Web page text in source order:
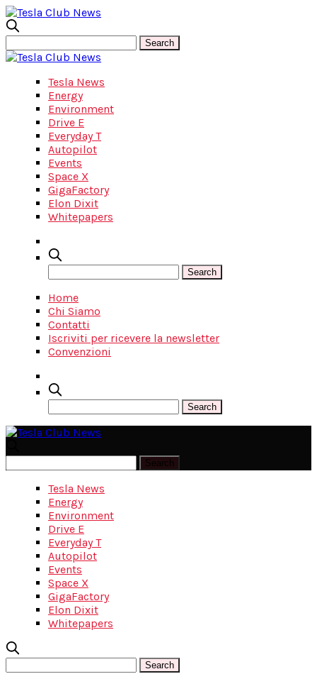
Tesla News
Energy
Environment
Drive E
Everyday T
Autopilot
Events
Space X
GigaFactory
Elon Dixit
Whitepapers
Home
Chi Siamo
Contatti
Iscriviti per ricevere la newsletter
Convenzioni
Tesla News
Energy
Environment
Drive E
Everyday T
Autopilot
Events
Space X
GigaFactory
Elon Dixit
Whitepapers